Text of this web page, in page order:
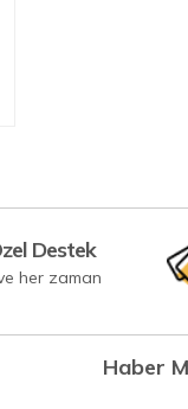
Destek
her zaman
Haber